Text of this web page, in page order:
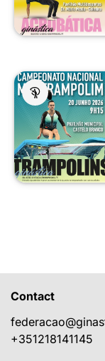
Contact
+351218141145